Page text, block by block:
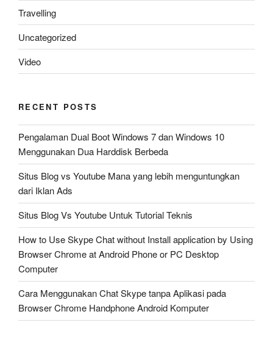
Travelling
Uncategorized
Video
RECENT POSTS
Pengalaman Dual Boot Windows 7 dan Windows 10
Menggunakan Dua Harddisk Berbeda
Situs Blog vs Youtube Mana yang lebih menguntungkan
dari Iklan Ads
Situs Blog Vs Youtube Untuk Tutorial Teknis
How to Use Skype Chat without Install application by Using
Browser Chrome at Android Phone or PC Desktop
Computer
Cara Menggunakan Chat Skype tanpa Aplikasi pada
Browser Chrome Handphone Android Komputer